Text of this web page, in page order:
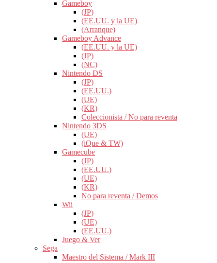
Gameboy
(JP)
(EE.UU. y la UE)
(Arranque)
Gameboy Advance
(EE.UU. y la UE)
(JP)
(NC)
Nintendo DS
(JP)
(EE.UU.)
(UE)
(KR)
Coleccionista / No para reventa
Nintendo 3DS
(UE)
(iQue & TW)
Gamecube
(JP)
(EE.UU.)
(UE)
(KR)
No para reventa / Demos
Wii
(JP)
(UE)
(EE.UU.)
Juego & Ver
Sega
Maestro del Sistema / Mark III